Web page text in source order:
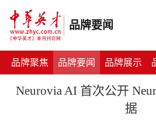
品牌要闻
品牌聚焦 品牌要闻 品牌展示
Neurovia AI 首次公开
据